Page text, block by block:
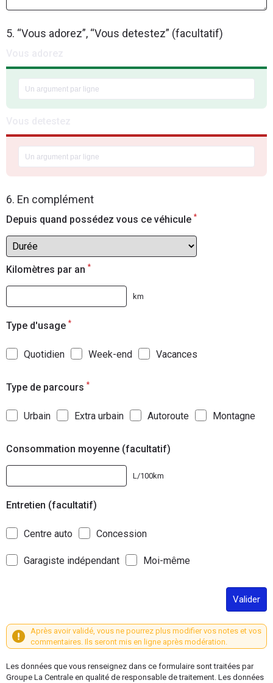
5. “Vous adorez”, “Vous detestez” (facultatif)
6. En complément
Depuis quand possédez vous ce véhicule *
Kilomètres par an *
km
Type d'usage *
Quotidien Week-end Vacances
Type de parcours *
Urbain Extra urbain Autoroute Montagne
Consommation moyenne (facultatif)
L/100km
Entretien (facultatif)
Centre auto Concession
Garagiste indépendant Moi-même
Valider
Après avoir validé, vous ne pourrez plus modifier vos notes et vos
commentaires. Ils seront mis en ligne après modération.
Les données que vous renseignez dans ce formulaire sont traitées par
Groupe La Centrale en qualité de responsable de traitement. Les données